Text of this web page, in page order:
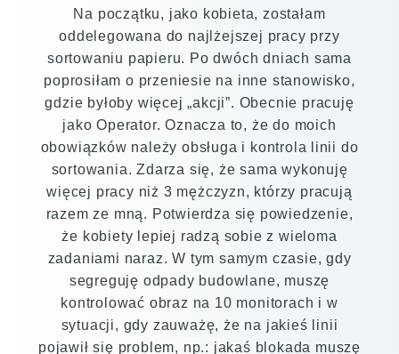
Na początku, jako kobieta, zostałam
oddelegowana do najlżejszej pracy przy
sortowaniu papieru. Po dwóch dniach sama
poprosiłam o przeniesie na inne stanowisko,
gdzie byłoby więcej „akcji”. Obecnie pracuję
jako Operator. Oznacza to, że do moich
obowiązków należy obsługa i kontrola linii do
sortowania. Zdarza się, że sama wykonuję
więcej pracy niż 3 mężczyzn, którzy pracują
razem ze mną. Potwierdza się powiedzenie,
że kobiety lepiej radzą sobie z wieloma
zadaniami naraz. W tym samym czasie, gdy
segreguję odpady budowlane, muszę
kontrolować obraz na 10 monitorach i w
sytuacji, gdy zauważę, że na jakieś linii
pojawił się problem, np.: jakaś blokada muszę